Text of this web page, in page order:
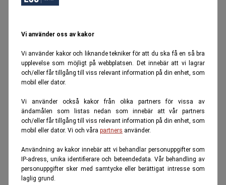
Vi använder oss av kakor
Vi använder kakor och liknande tekniker för att du ska få en så bra
upplevelse som möjligt på webbplatsen. Det innebär att vi lagrar
och/eller får tillgång till viss relevant information på din enhet, som
mobil eller dator.
Vi använder också kakor från olika partners för vissa av
ändamålen som listas nedan som innebär att vår partners
och/eller får tillgång till viss relevant information på din enhet, som
mobil eller dator. Vi och våra partners använder.
Användning av kakor innebär att vi behandlar personuppgifter som
IP-adress, unika identifierare och beteendedata. Vår behandling av
personuppgifter sker med samtycke eller berättigat intresse som
laglig grund.